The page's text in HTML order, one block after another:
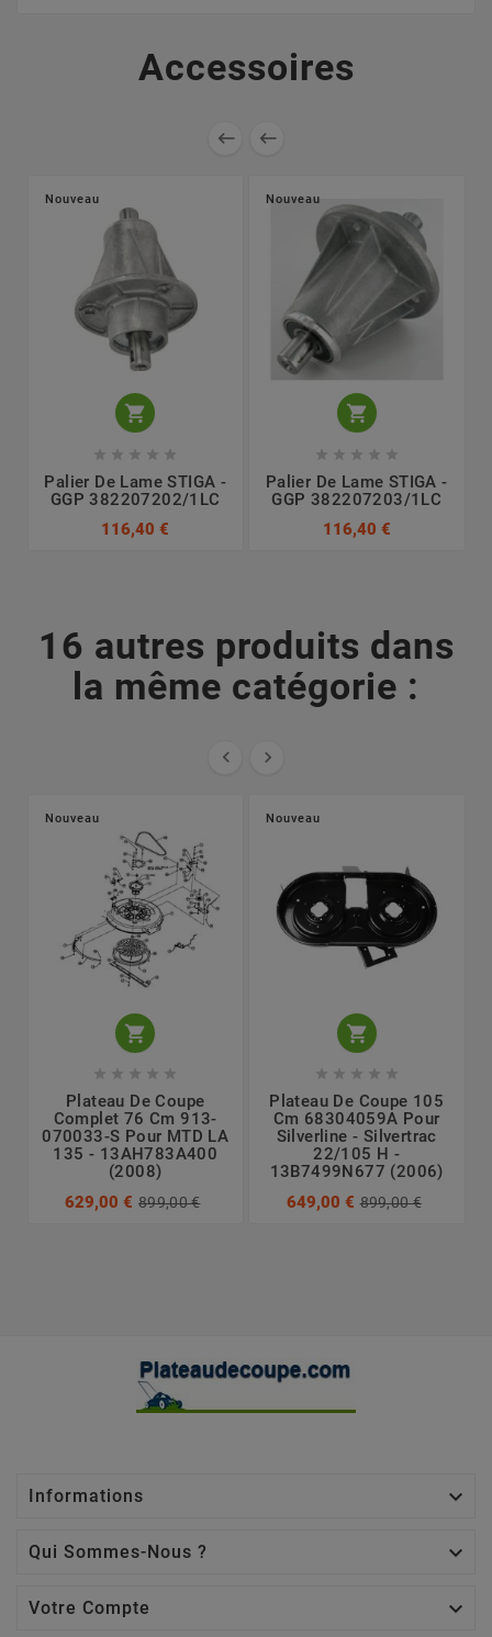
Accessoires
 
Nouveau

    
Palier De Lame STIGA -
GGP 382207202/1LC
116,40 €
Nouveau

    
Palier De Lame STIGA -
GGP 382207203/1LC
116,40 €
16 autres produits dans
la même catégorie :
 
Nouveau

    
Plateau De Coupe
Complet 76 Cm 913-
070033-S Pour MTD LA
135 - 13AH783A400
(2008)
629,00 € 899,00 €
Nouveau

    
Plateau De Coupe 105
Cm 68304059A Pour
Silverline - Silvertrac
22/105 H -
13B7499N677 (2006)
649,00 € 899,00 €
Informations 
Qui Sommes-Nous ? 
Votre Compte 